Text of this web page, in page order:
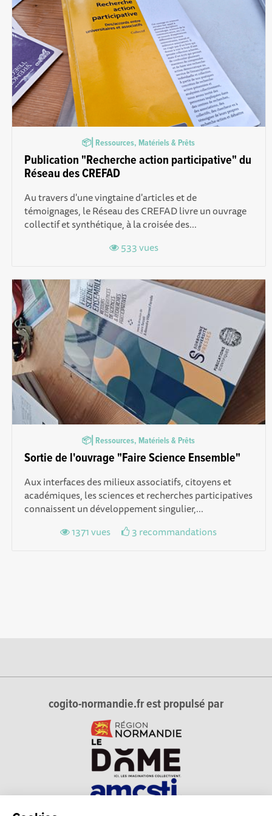
📦⎜Ressources, Matériels & Prêts
Publication "Recherche action participative" du
Réseau des CREFAD
Au travers d'une vingtaine d'articles et de
témoignages, le Réseau des CREFAD livre un ouvrage
collectif et synthétique, à la croisée des...
533 vues
📦⎜Ressources, Matériels & Prêts
Sortie de l'ouvrage "Faire Science Ensemble"
Aux interfaces des milieux associatifs, citoyens et
académiques, les sciences et recherches participatives
connaissent un développement singulier,...
1371 vues
3 recommandations
cogito-normandie.fr est propulsé par